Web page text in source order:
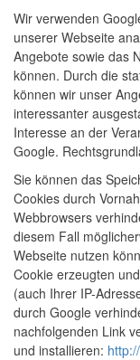
Wir verwenden
unserer Webseite
Angebote sowie das
können. Durch die
können wir unser
interessanter
Interesse an der
Google.
Sie können das
Cookies durch
Webbrowsers
diesem Fall
Webseite nutzen
Cookie erzeugten
(auch Ihrer IP-
durch Google
nachfolgenden Link
und installieren: